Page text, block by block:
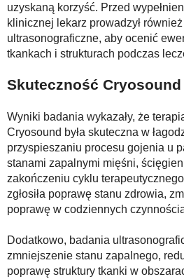
uzyskaną korzyść. Przed
klinicznej lekarz prowadzył
ultrasonograficzne, aby ocenić
tkankach i strukturach podczas
Skuteczność Cryosound
Wyniki badania wykazały, że
Cryosound była skuteczna w
przyspieszaniu procesu gojenia u
stanami zapalnymi mięśni,
zakończeniu cyklu
zgłosiła poprawę stanu zdrowia,
poprawę w codziennych
Dodatkowo, badania
zmniejszenie stanu zapalnego,
poprawę struktury tkanki w